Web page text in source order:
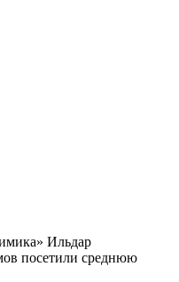
Ильдар
посетили среднюю